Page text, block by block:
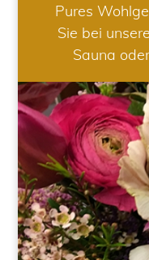
Pures
Sie bei
Sauna